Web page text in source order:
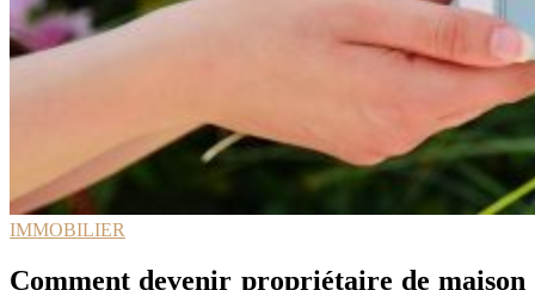
IMMOBILIER
Comment devenir propriétaire de maison